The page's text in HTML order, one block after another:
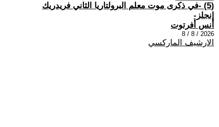
(5) -في ذكرى موت معلم البرولتاريا الثاني فريدريك
إنجلز-
أنس أفرتوت
2026 / 8 / 8
الارشيف الماركسي